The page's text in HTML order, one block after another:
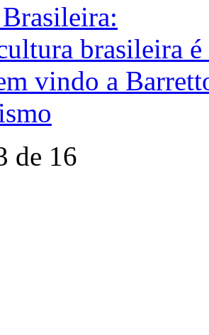
brasileira é
vindo a
de 16